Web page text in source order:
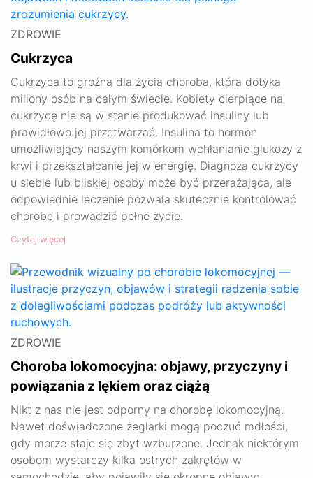
ZDROWIE
Cukrzyca
Cukrzyca to groźna dla życia choroba, która dotyka
miliony osób na całym świecie. Kobiety cierpiące na
cukrzycę nie są w stanie produkować insuliny lub
prawidłowo jej przetwarzać. Insulina to hormon
umożliwiający naszym komórkom wchłanianie glukozy z
krwi i przekształcanie jej w energię. Diagnoza cukrzycy
u siebie lub bliskiej osoby może być przerażająca, ale
odpowiednie leczenie pozwala skutecznie kontrolować
chorobę i prowadzić pełne życie.
Czytaj więcej
ZDROWIE
Choroba lokomocyjna: objawy, przyczyny i
powiązania z lękiem oraz ciążą
Nikt z nas nie jest odporny na chorobę lokomocyjną.
Nawet doświadczone żeglarki mogą poczuć mdłości,
gdy morze staje się zbyt wzburzone. Jednak niektórym
osobom wystarczy kilka ostrych zakrętów w